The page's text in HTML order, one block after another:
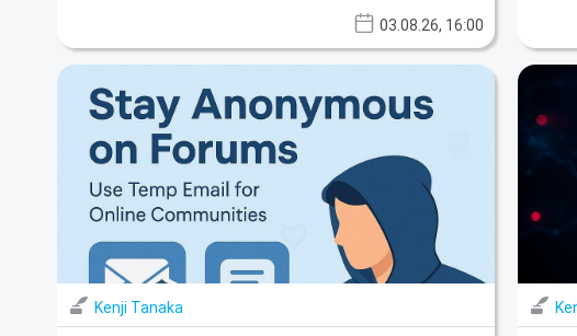
03.08.26, 16:00
Kenji Tanaka